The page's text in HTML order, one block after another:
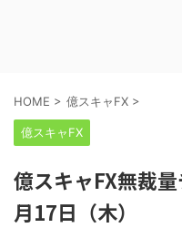
HOME > 億スキャFX >
億スキャFX
億スキャFX無裁
月17日（木）